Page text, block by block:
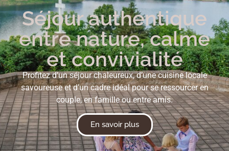
Séjour authentique
entre nature, calme
et convivialité
Profitez d’un séjour chaleureux, d’une cuisine locale
savoureuse et d’un cadre idéal pour se ressourcer en
couple, en famille ou entre amis.
En savoir plus